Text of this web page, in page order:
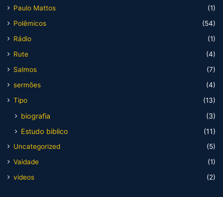
Paulo Mattos
(1)
Polêmicos
(54)
Rádio
(1)
Rute
(4)
Salmos
(7)
sermões
(4)
Tipo
(13)
biografia
(3)
Estudo biblico
(11)
Uncategorized
(5)
Vaidade
(1)
videos
(2)